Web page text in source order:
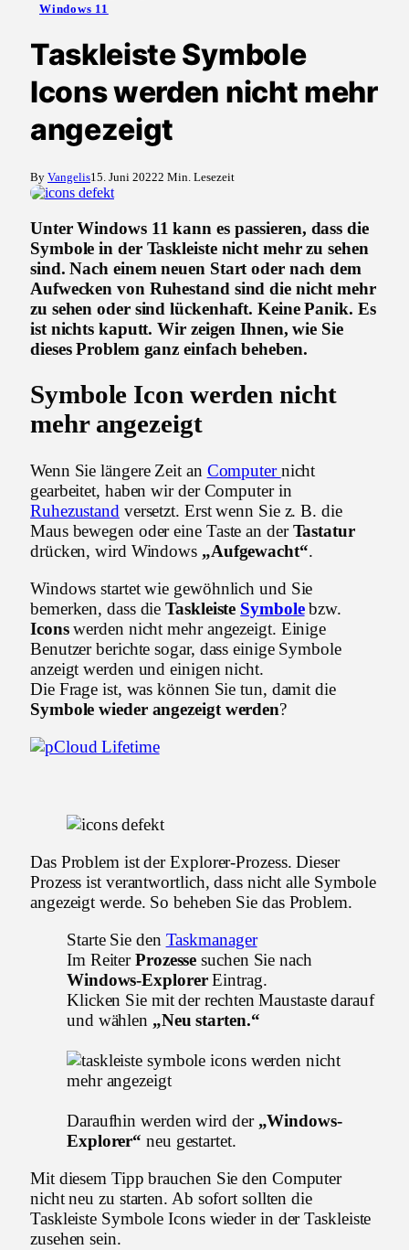
Windows 11
Taskleiste Symbole
Icons werden nicht mehr
angezeigt
By Vangelis15. Juni 20222 Min. Lesezeit
Unter Windows 11 kann es passieren, dass die
Symbole in der Taskleiste nicht mehr zu sehen
sind. Nach einem neuen Start oder nach dem
Aufwecken von Ruhestand sind die nicht mehr
zu sehen oder sind lückenhaft. Keine Panik. Es
ist nichts kaputt. Wir zeigen Ihnen, wie Sie
dieses Problem ganz einfach beheben.
Symbole Icon werden nicht
mehr angezeigt
Wenn Sie längere Zeit an Computernicht
gearbeitet, haben wir der Computer in
Ruhezustand versetzt. Erst wenn Sie z. B. die
Maus bewegen oder eine Taste an derTastatur
drücken, wird Windows „Aufgewacht“.
Windows startet wie gewöhnlich und Sie
bemerken, dass dieTaskleiste Symbole bzw.
Iconswerden nicht mehr angezeigt. Einige
Benutzer berichte sogar, dass einige Symbole
anzeigt werden und einigen nicht.
Die Frage ist, was können Sie tun, damit die
Symbole wieder angezeigt werden?
Das Problem ist der Explorer-Prozess. Dieser
Prozess ist verantwortlich, dass nicht alle Symbole
angezeigt werde. So beheben Sie das Problem.
Starte Sie den Taskmanager
Im ReiterProzesse suchen Sie nach
Windows-ExplorerEintrag.
Klicken Sie mit der rechten Maustaste darauf
und wählen „Neu starten.“
Daraufhin werden wird der „Windows-
Explorer“neu gestartet.
Mit diesem Tipp brauchen Sie den Computer
nicht neu zu starten. Ab sofort sollten die
Taskleiste Symbole Icons wieder in der Taskleiste
zusehen sein.